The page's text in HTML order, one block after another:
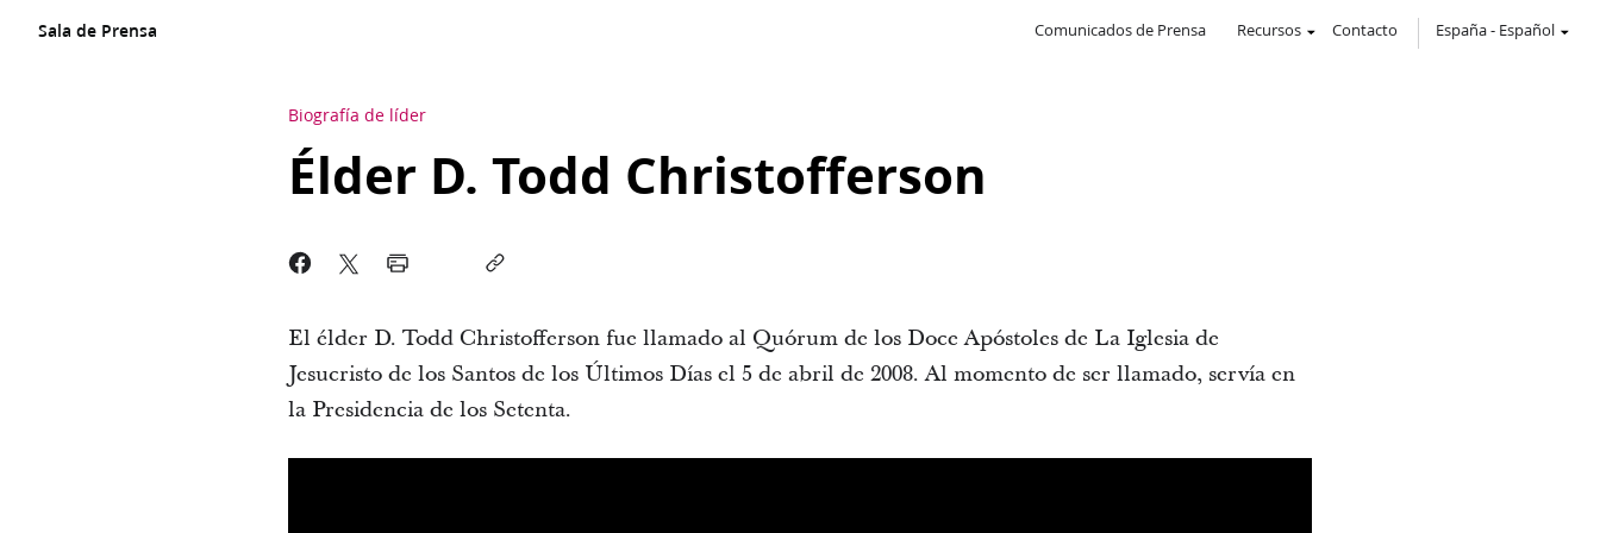
Sala de Prensa Comunicados de Prensa Recursos Contacto España- Español
Biografía de líder
Élder D. Todd Christofferson
El élder D. Todd Christofferson fue llamado al Quórum de los Doce Apóstoles de La Iglesia de
Jesucristo de los Santos de los Últimos Días el 5 de abril de 2008. Al momento de ser llamado, servía en
la Presidencia de los Setenta.